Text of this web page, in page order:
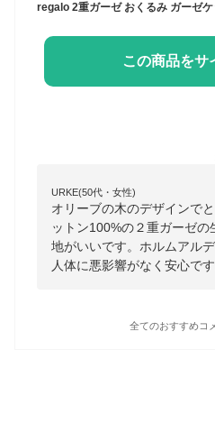
この商品をサ
URKE(50代・女性)
オリーブの木のデザインで
ットン100%の２重ガーゼ
地がいいです。ホルムアル
人体に悪影響がなく安心です
全てのおすすめコ